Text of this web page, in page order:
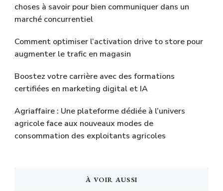
choses à savoir pour bien communiquer dans un
marché concurrentiel
Comment optimiser l’activation drive to store pour
augmenter le trafic en magasin
Boostez votre carrière avec des formations
certifiées en marketing digital et IA
Agriaffaire : Une plateforme dédiée à l’univers
agricole face aux nouveaux modes de
consommation des exploitants agricoles
À VOIR AUSSI